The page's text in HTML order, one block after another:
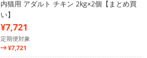
内猫用 アダルト チキン 2kg×2個【まとめ買
い】
¥7,721
定期便対象
¥7,721